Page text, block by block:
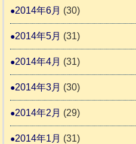
2014年6月 (30)
2014年5月 (31)
2014年4月 (31)
2014年3月 (30)
2014年2月 (29)
2014年1月 (31)